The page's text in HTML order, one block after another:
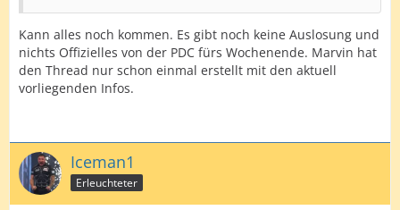
Kann alles noch kommen. Es gibt noch keine Auslosung und
nichts Offizielles von der PDC fürs Wochenende. Marvin hat
den Thread nur schon einmal erstellt mit den aktuell
vorliegenden Infos.
Iceman1
Erleuchteter